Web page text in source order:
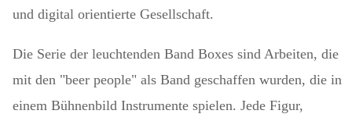
und digital orientierte Gesellschaft.
Die Serie der leuchtenden Band Boxes sind Arbeiten, die
mit den "beer people" als Band geschaffen wurden, die in
einem Bühnenbild Instrumente spielen. Jede Figur,